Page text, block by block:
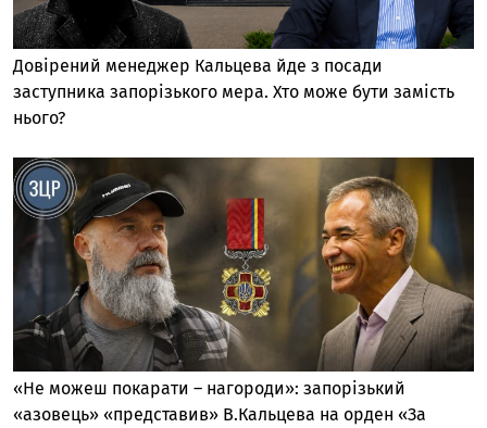
Довірений менеджер Кальцева йде з посади
заступника запорізького мера. Хто може бути замість
нього?
«Не можеш покарати – нагороди»: запорізький
«азовець» «представив» В.Кальцева на орден «За